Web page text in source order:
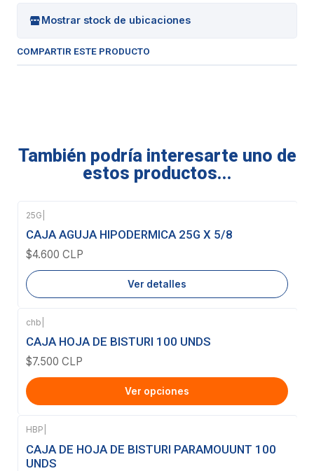
Mostrar stock de ubicaciones
COMPARTIR ESTE PRODUCTO
También podría interesarte uno de
estos productos...
Agotado
25G
CAJA AGUJA HIPODERMICA 25G X 5/8
$4.600 CLP
Ver detalles
chb
CAJA HOJA DE BISTURI 100 UNDS
$7.500 CLP
Ver opciones
Agotado
HBP
CAJA DE HOJA DE BISTURI PARAMOUUNT 100
UNDS